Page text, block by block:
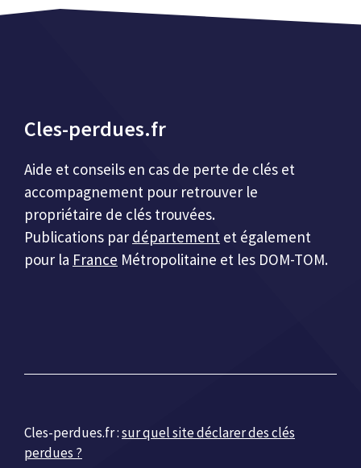
Cles-perdues.fr
Aide et conseils en cas de perte de clés et
accompagnement pour retrouver le
propriétaire de clés trouvées.
Publications par département et également
pour la France Métropolitaine et les DOM-TOM.
Cles-perdues.fr :sur quel site déclarer des clés
perdues ?